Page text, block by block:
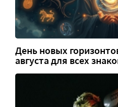
День новых
августа для всех